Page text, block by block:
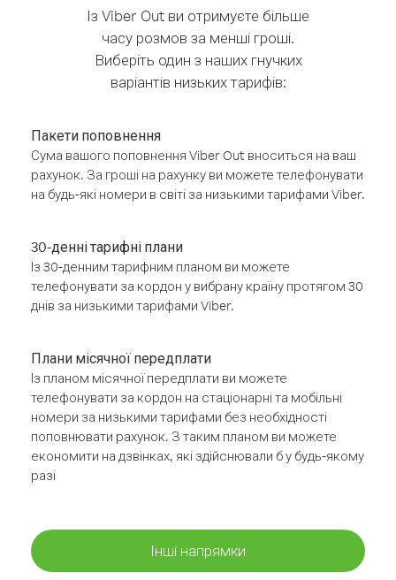
Із Viber Out ви отримуєте більше
часу розмов за менші гроші.
Виберіть один з наших гнучких
варіантів низьких тарифів:
Пакети поповнення
Сума вашого поповнення Viber Out вноситься на ваш
рахунок. За гроші на рахунку ви можете телефонувати
на будь-які номери в світі за низькими тарифами Viber.
30-денні тарифні плани
Із 30-денним тарифним планом ви можете
телефонувати за кордон у вибрану країну протягом 30
днів за низькими тарифами Viber.
Плани місячної передплати
Із планом місячної передплати ви можете
телефонувати за кордон на стаціонарні та мобільні
номери за низькими тарифами без необхідності
поповнювати рахунок. З таким планом ви можете
економити на дзвінках, які здійснювали б у будь-якому
разі
Інші напрямки